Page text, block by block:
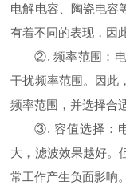
电解电容、陶瓷电容
有着不同的表现，因
②. 频率范围：
干扰频率范围。因此
频率范围，并选择合
③. 容值选择：
大，滤波效果越好。
常工作产生负面影响。